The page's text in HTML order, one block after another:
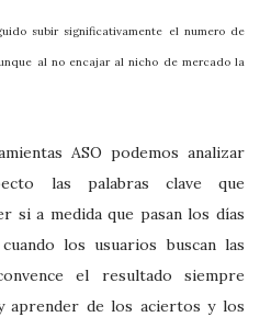
subir significativamente el numero de
al no encajar al nicho de mercado la
ASO podemos analizar
las palabras clave que
si a medida que pasan los días
los usuarios buscan las
el resultado siempre
aprender de los aciertos y los